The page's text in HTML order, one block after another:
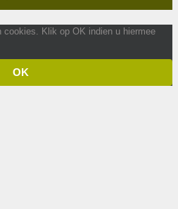
cookies. Klik op OK indien u hiermee
OK